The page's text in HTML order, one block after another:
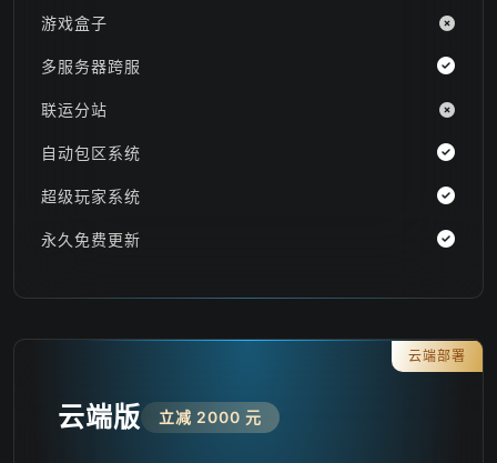
游戏盒子
多服务器跨服
联运分站
自动包区系统
超级玩家系统
永久免费更新
云端版 立减 2000 元
云端部署